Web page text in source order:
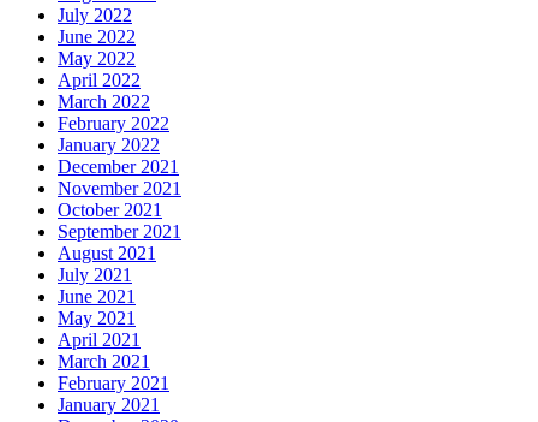
July 2022
June 2022
May 2022
April 2022
March 2022
February 2022
January 2022
December 2021
November 2021
October 2021
September 2021
August 2021
July 2021
June 2021
May 2021
April 2021
March 2021
February 2021
January 2021